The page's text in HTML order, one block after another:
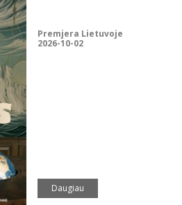
Premjera Lietuvoje
2026-10-02
Daugiau